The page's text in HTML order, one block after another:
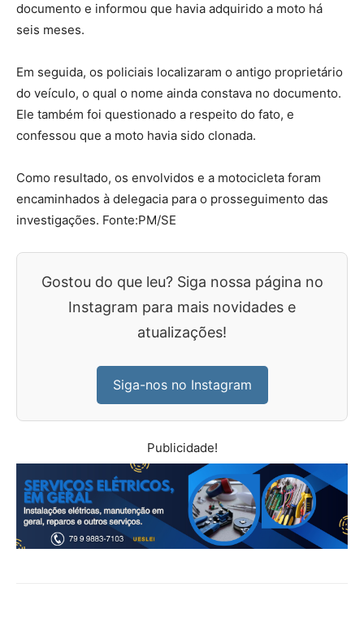
documento e informou que havia adquirido a moto há
seis meses.
Em seguida, os policiais localizaram o antigo proprietário
do veículo, o qual o nome ainda constava no documento.
Ele também foi questionado a respeito do fato, e
confessou que a moto havia sido clonada.
Como resultado, os envolvidos e a motocicleta foram
encaminhados à delegacia para o prosseguimento das
investigações. Fonte:PM/SE
Gostou do que leu? Siga nossa página no
Instagram para mais novidades e
atualizações!
Siga-nos no Instagram
Publicidade!